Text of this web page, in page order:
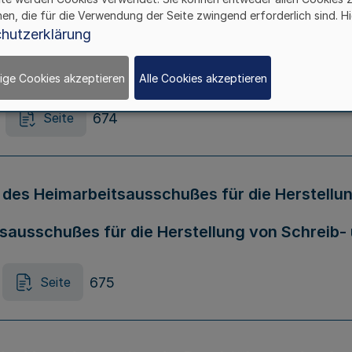
Verordnung über die Zuständigkeit der
in Bußgeldverfahren und
Seite 674
Heimarbeitsausschußes für die
für die Herstellung von Schreib-
Seite 675
die für die Verwendung der Seite zwingend erforderlich sind.
Cookies akzeptieren Alle Cookies akzeptieren